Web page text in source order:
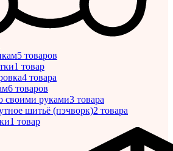
5 товаров
1 товар
4 товара
6 товаров
своими руками3 товара
шитьё (пэчворк)2 товара
1 товар